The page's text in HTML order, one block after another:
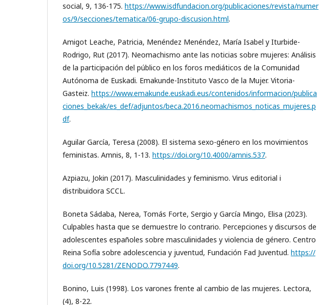
social, 9, 136-175. https://www.isdfundacion.org/publicaciones/revista/numer
os/9/secciones/tematica/06-grupo-discusion.html.
Amigot Leache, Patricia, Menéndez Menéndez, María Isabel y Iturbide-
Rodrigo, Rut (2017). Neomachismo ante las noticias sobre mujeres: Análisis
de la participación del público en los foros mediáticos de la Comunidad
Autónoma de Euskadi. Emakunde-Instituto Vasco de la Mujer. Vitoria-
Gasteiz. https://www.emakunde.euskadi.eus/contenidos/informacion/publica
ciones_bekak/es_def/adjuntos/beca.2016.neomachismos_noticas_mujeres.p
df.
Aguilar García, Teresa (2008). El sistema sexo-género en los movimientos
feministas. Amnis, 8, 1-13. https://doi.org/10.4000/amnis.537.
Azpiazu, Jokin (2017). Masculinidades y feminismo. Virus editorial i
distribuidora SCCL.
Boneta Sádaba, Nerea, Tomás Forte, Sergio y García Mingo, Elisa (2023).
Culpables hasta que se demuestre lo contrario. Percepciones y discursos de
adolescentes españoles sobre masculinidades y violencia de género. Centro
Reina Sofía sobre adolescencia y juventud, Fundación Fad Juventud. https://
doi.org/10.5281/ZENODO.7797449.
Bonino, Luis (1998). Los varones frente al cambio de las mujeres. Lectora,
(4), 8-22.